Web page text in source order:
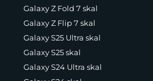
Galaxy Z Fold 7 skal
Galaxy Z Flip 7 skal
Galaxy S25 Ultra skal
Galaxy S25 skal
Galaxy S24 Ultra skal